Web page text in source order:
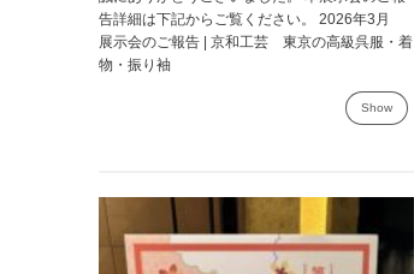
告詳細は下記からご覧ください。 2026年3月
展示会のご報告 | 京和工芸 東京の高級呉服・着
物・振り袖
Show